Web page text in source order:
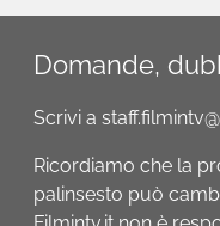
Domande,
Scrivi a
Ricordiamo che la
palinsesto può